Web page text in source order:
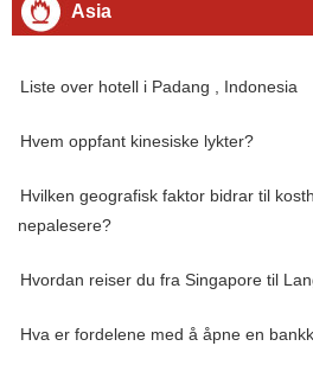
Asia
Liste over hotell i Padang , Indonesia
Hvem oppfant kinesiske lykter?
Hvilken geografisk faktor bidrar til
nepalesere?
Hvordan reiser du fra Singapore til
Hva er fordelene med å åpne en